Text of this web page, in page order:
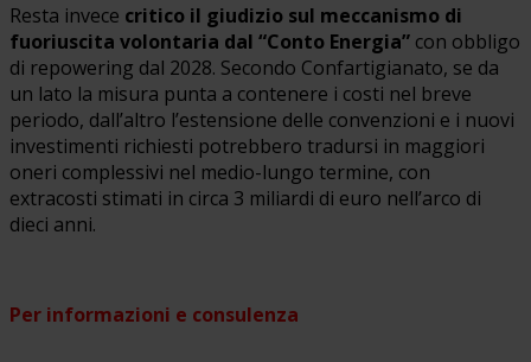
Resta invece critico il giudizio sul meccanismo di
fuoriuscita volontaria dal “Conto Energia” con obbligo
di repowering dal 2028. Secondo Confartigianato, se da
un lato la misura punta a contenere i costi nel breve
periodo, dall’altro l’estensione delle convenzioni e i nuovi
investimenti richiesti potrebbero tradursi in maggiori
oneri complessivi nel medio-lungo termine, con
extracosti stimati in circa 3 miliardi di euro nell’arco di
dieci anni.
Per informazioni e consulenza